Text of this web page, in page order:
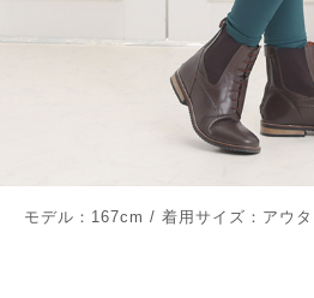
モデル：167cm / 着用サイズ：アウ